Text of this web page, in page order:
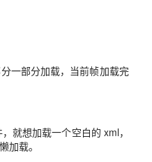
一部分加载，当前帧加载完
就想加载一个空白的 xml，
加载。